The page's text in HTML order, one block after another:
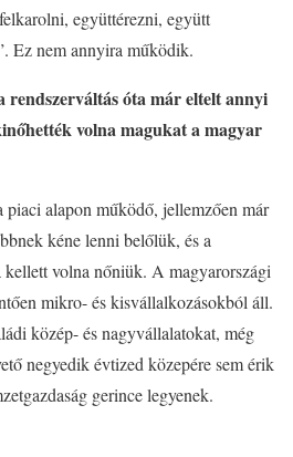
együttérezni, együtt
Ez nem annyira működik.
rendszerváltás óta már eltelt annyi
volna magukat a magyar
piaci alapon működő, jellemzően már
kéne lenni belőlük, és a
volna nőniük. A magyarországi
mikro- és kisvállalkozásokból áll.
közép- és nagyvállalatokat, még
negyedik évtized közepére sem érik
gerince legyenek.